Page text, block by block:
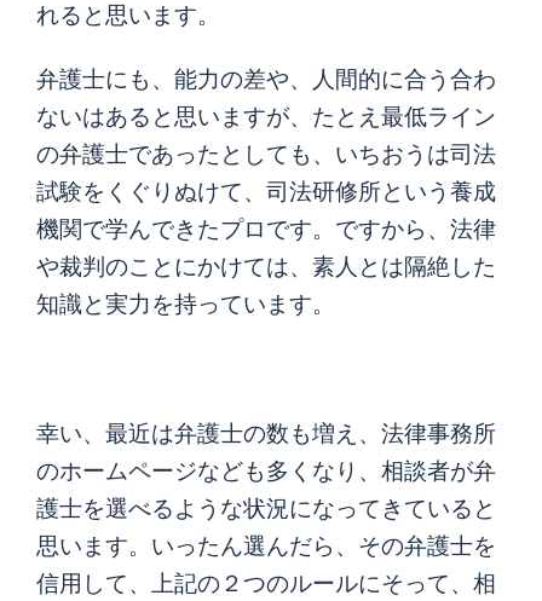
れると思います。
弁護士にも、能力の差や、人間的に合う合わ
ないはあると思いますが、たとえ最低ライン
の弁護士であったとしても、いちおうは司法
試験をくぐりぬけて、司法研修所という養成
機関で学んできたプロです。ですから、法律
や裁判のことにかけては、素人とは隔絶した
知識と実力を持っています。
幸い、最近は弁護士の数も増え、法律事務所
のホームページなども多くなり、相談者が弁
護士を選べるような状況になってきていると
思います。いったん選んだら、その弁護士を
信用して、上記の２つのルールにそって、相